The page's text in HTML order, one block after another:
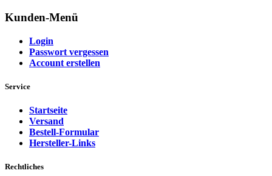
Kunden-Menü
Login
Passwort vergessen
Account erstellen
Service
Startseite
Versand
Bestell-Formular
Hersteller-Links
Rechtliches